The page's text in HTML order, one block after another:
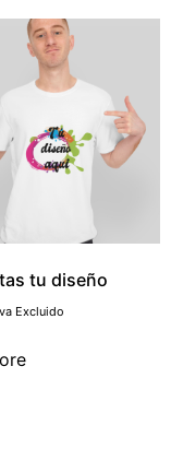
tu diseño
Excluido